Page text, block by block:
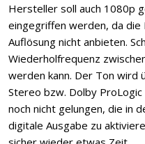
Hersteller soll auch 1080p
eingegriffen werden, da
Auflösung nicht anbieten.
Wiederholfrequenz
werden kann. Der Ton wird
Stereo bzw. Dolby
noch nicht gelungen, die in
digitale Ausgabe zu